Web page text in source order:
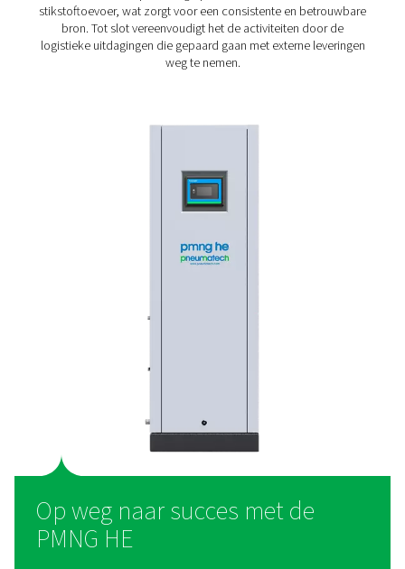
Compact en stil: stikstofgeneratoren voor het
van banden worden gewoonlijk op de plaats van
geïnstalleerd. Wanneer mensen dicht bij elkaar
compacte en stille generator een waardevolle
Gebruiksgemak: Banden oppompen mag
Opwekking van stikstof
plaatse voor het
die aan hoge belastingen worden blootgesteld,
wekken, wat verschillende belangrijke voordelen
een kosteneffectievere oplossing die helpt om de
verloop van tijd te verlagen. Doordat er geen stikstof in
vloeibare stikstof hoeft te worden
geleverd, wordt ook de ecologische voetafdruk